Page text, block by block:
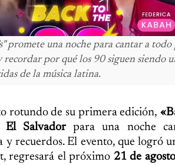
promete una noche para cantar a
recordar por qué los 90 siguen siendo
de la música latina.
rotundo de su primera edición,
El Salvadorpara una noche
y recuerdos. El evento, que logró
regresará el próximo 21 de